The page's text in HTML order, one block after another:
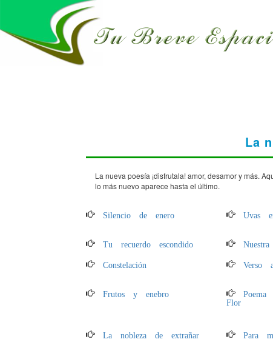
La
La nueva poesía ¡disfrutala! amor, desamor y más.
lo más nuevo aparece hasta el último.
Silencio de enero Uvas
Tu recuerdo escondido
Constelación Verso
Frutos y enebro
Flor
La nobleza de extrañar Para